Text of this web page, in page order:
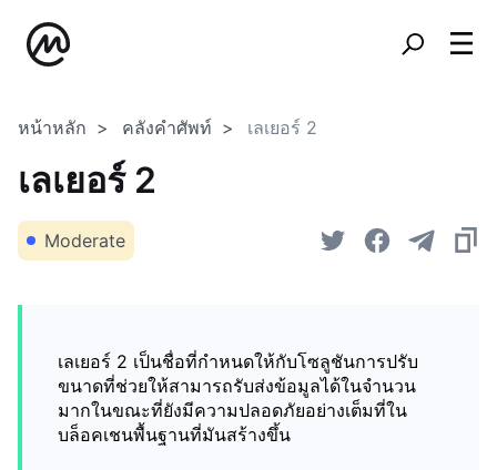
หน้าหลัก คลังคำศัพท์ เลเยอร์ 2
เลเยอร์ 2
Moderate
เลเยอร์ 2 เป็นชื่อที่กำหนดให้กับโซลูชันการปรับ
ขนาดที่ช่วยให้สามารถรับส่งข้อมูลได้ในจำนวน
มากในขณะที่ยังมีความปลอดภัยอย่างเต็มที่ใน
บล็อคเชนพื้นฐานที่มันสร้างขึ้น